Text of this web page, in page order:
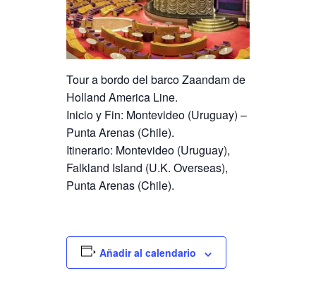
Tour a bordo del barco Zaandam de
Holland America Line.
Inicio y Fin: Montevideo (Uruguay) –
Punta Arenas (Chile).
Itinerario: Montevideo (Uruguay),
Falkland Island (U.K. Overseas),
Punta Arenas (Chile).
Añadir al calendario